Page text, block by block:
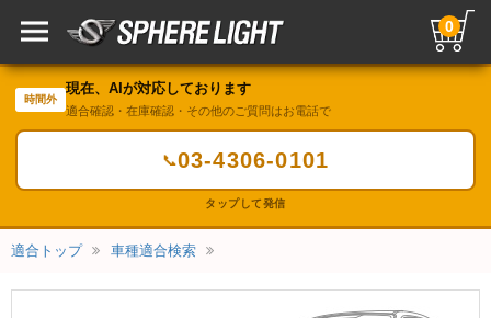
0
時間外
現在、AIが対応しております
適合確認・在庫確認・その他のご質問はお電話で
📞03-4306-0101
タップして発信
適合トップ 車種適合検索